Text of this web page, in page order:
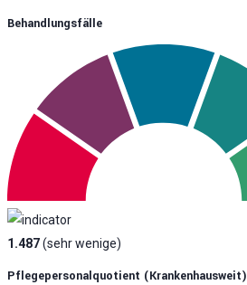
Behandlungsfälle
1.487(sehr wenige)
Pflegepersonalquotient (krankenhausweit)